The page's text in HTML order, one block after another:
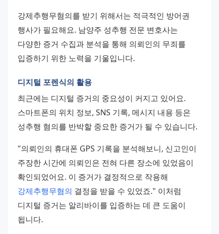
강제추행무혐의를 받기 위해서는 적극적인 방어권
행사가 필요해요. 남양주 성추행 전문 변호사는
다양한 증거 수집과 분석을 통해 의뢰인의 무죄를
입증하기 위한 노력을 기울입니다.
디지털 포렌식의 활용
최근에는 디지털 증거의 중요성이 커지고 있어요.
스마트폰의 위치 정보, SNS 기록, 메시지 내용 등은
성추행 혐의를 반박할 중요한 증거가 될 수 있습니다.
"의뢰인의 휴대폰 GPS 기록을 분석해보니, 신고인이
주장한 시간에 의뢰인은 전혀 다른 장소에 있었음이
강제추행무혐의 결정을 받을 수 있었죠." 이처럼
디지털 증거는 알리바이를 입증하는 데 큰 도움이
됩니다.